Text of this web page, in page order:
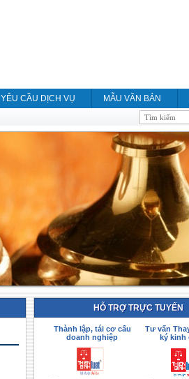
YÊU CẦU DỊCH VỤ MẪU VĂN BẢN
HỖ TRỢ TRỰC TUYẾN
Thành lập, tái cơ cấu
doanh nghiệp
Tư vấn
ký kinh